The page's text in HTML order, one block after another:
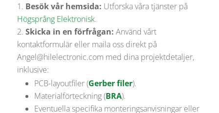
Besök vår hemsida: Utforska våra tjänster på
Högsprång Elektronisk.
Skicka in en förfrågan: Använd vårt
kontaktformulär eller maila oss direkt på
Angel@hilelectronic.com med dina projektdetaljer,
inklusive:
PCB-layoutfiler (Gerber filer).
Materialförteckning (BRA).
Eventuella specifika monteringsanvisningar eller